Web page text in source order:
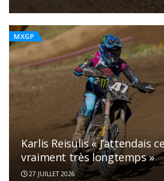
MXGP
Karlis Reisulis « J’attendais
vraiment très longtemps »
27 JUILLET 2026